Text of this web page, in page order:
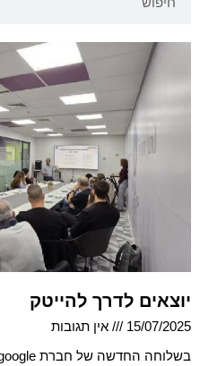
יוצאים לדרך להייטק
15/07/2025
אין תגובות